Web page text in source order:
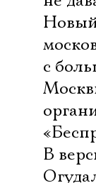
Новый
с
В